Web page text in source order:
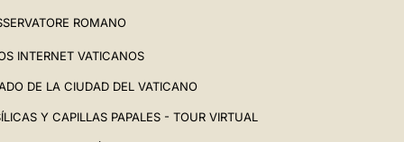
ROMANO
INTERNET VATICANOS
DE LA CIUDAD DEL VATICANO
Y CAPILLAS PAPALES - TOUR VIRTUAL